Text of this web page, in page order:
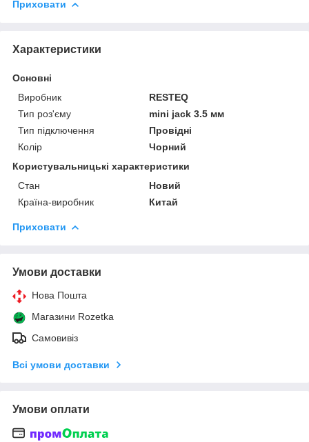
Приховати
Характеристики
Основні
Виробник
RESTEQ
Тип роз'єму
mini jack 3.5 мм
Тип підключення
Провідні
Колір
Чорний
Користувальницькі характеристики
Стан
Новий
Країна-виробник
Китай
Приховати
Умови доставки
Нова Пошта
Магазини Rozetka
Самовивіз
Всі умови доставки
Умови оплати